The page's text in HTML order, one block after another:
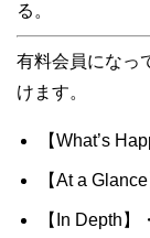
る。
有料会員になっ
けます。
【What’s
【At a
【In Depth